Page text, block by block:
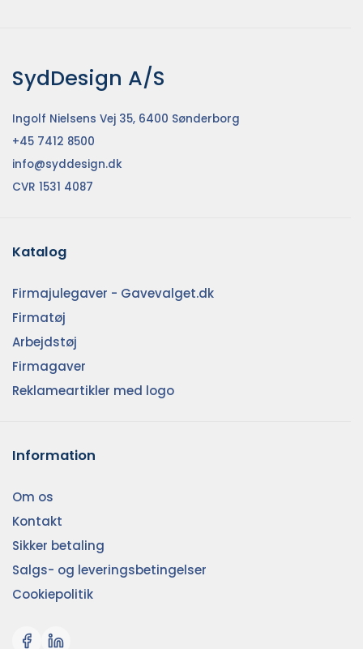
SydDesign A/S
Ingolf Nielsens Vej 35, 6400 Sønderborg
+45 7412 8500
info@syddesign.dk
CVR 1531 4087
Katalog
Firmajulegaver - Gavevalget.dk
Firmatøj
Arbejdstøj
Firmagaver
Reklameartikler med logo
Information
Om os
Kontakt
Sikker betaling
Salgs- og leveringsbetingelser
Cookiepolitik